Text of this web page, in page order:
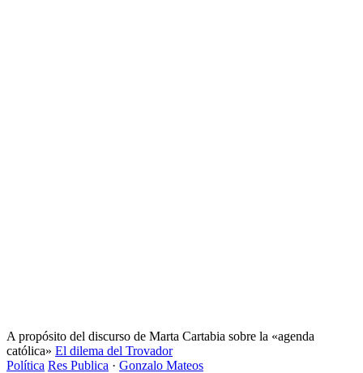
A propósito del discurso de Marta Cartabia sobre la «agenda
católica» El dilema del Trovador
Política Res Publica · Gonzalo Mateos